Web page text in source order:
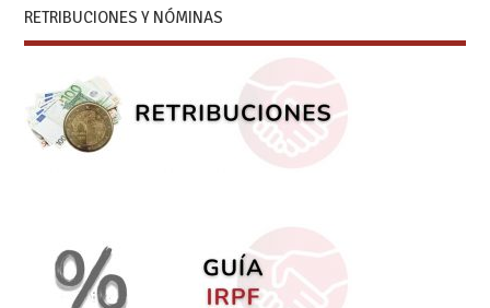
RETRIBUCIONES Y NÓMINAS